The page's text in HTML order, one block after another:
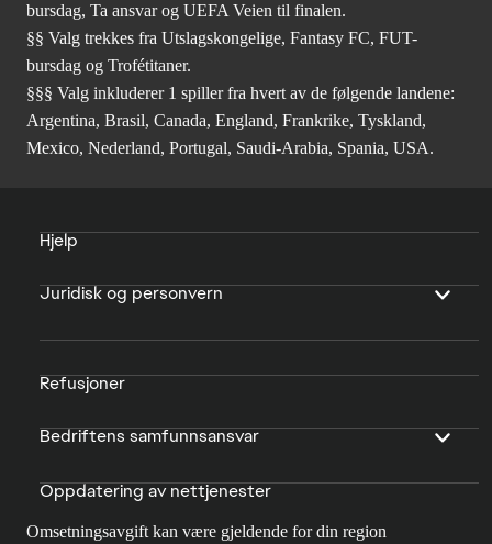
bursdag, Ta ansvar og UEFA Veien til finalen.
§§ Valg trekkes fra Utslagskongelige, Fantasy FC, FUT-
bursdag og Trofétitaner.
§§§ Valg inkluderer 1 spiller fra hvert av de følgende landene:
Argentina, Brasil, Canada, England, Frankrike, Tyskland,
Mexico, Nederland, Portugal, Saudi-Arabia, Spania, USA.
Hjelp
Juridisk og personvern
Refusjoner
Bedriftens samfunnsansvar
Oppdatering av nettjenester
Omsetningsavgift kan være gjeldende for din region